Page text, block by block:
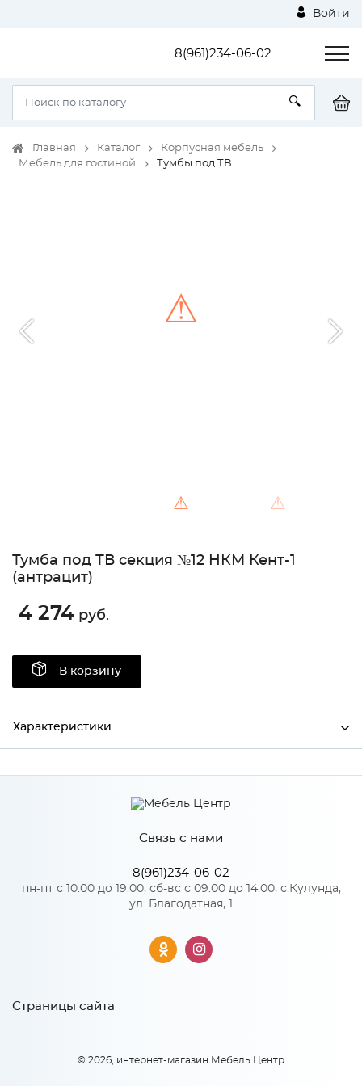
Войти
8(961)234-06-02
Главная Каталог
Корпусная мебель
Мебель для гостиной
Тумбы под ТВ
⚠ ⚠
⚠
Тумба под ТВ секция №12 НКМ Кент-1
(антрацит)
4 274 руб.
В корзину
Характеристики
Ширина 1010
350
370
Росток
Антрацит/Антрацит
ЛДСП
Особенности
Тип сборки: Универсальная
Связь с нами
8(961)234-06-02
пн-пт с 10.00 до 19.00, сб-вс с 09.00 до 14.00, с.Кулунда,
ул. Благодатная, 1
Страницы сайта
© 2026, интернет-магазин Мебель Центр